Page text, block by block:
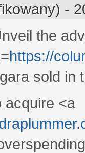
-
the
https://
sold in
acquire <a